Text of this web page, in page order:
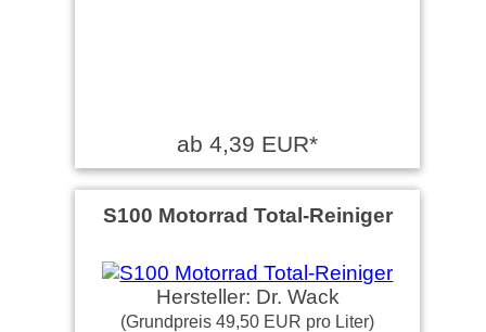
ab 4,39 EUR*
S100 Motorrad Total-Reiniger
Hersteller: Dr. Wack
(Grundpreis 49,50 EUR pro Liter)